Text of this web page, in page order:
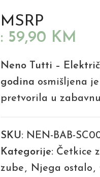
MSRP
: 59,90 KM
Neno Tutti –
godina osmišljena
pretvorila u
SKU: NEN-BAB-
Kategorije: Četkice
zube , Njega ostalo ,